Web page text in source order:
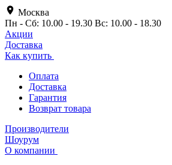
Москва
Пн - Сб: 10.00 - 19.30 Вс: 10.00 - 18.30
Акции
Доставка
Как купить
Оплата
Доставка
Гарантия
Возврат товара
Производители
Шоурум
О компании